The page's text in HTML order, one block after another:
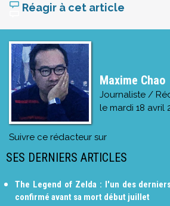
Réagir à cet article
Maxime Chao
Journaliste /
le mardi 18 avril
Suivre ce rédacteur sur
SES DERNIERS ARTICLES
The Legend of Zelda : l'un des
confirmé avant sa mort début juillet